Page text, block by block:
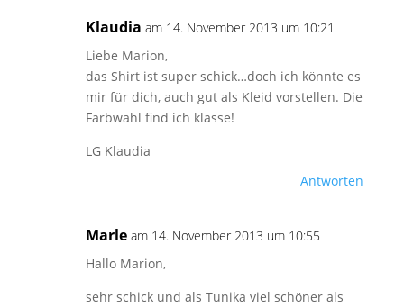
Klaudia am 14. November 2013 um 10:21
Liebe Marion,
das Shirt ist super schick…doch ich könnte es
mir für dich, auch gut als Kleid vorstellen. Die
Farbwahl find ich klasse!
LG Klaudia
Antworten
Marle am 14. November 2013 um 10:55
Hallo Marion,
sehr schick und als Tunika viel schöner als